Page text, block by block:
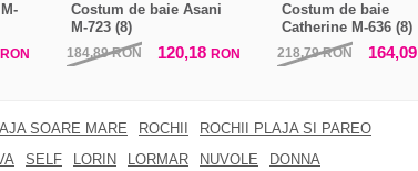
RON
Costum de baie Asani
M-723 (8)
184,89RON 120,18 RON
Costum de baie
Catherine M-636 (8)
218,79RON 164,09
SOARE MARE ROCHII
ROCHII PLAJA SI PAREO
SELF LORIN LORMAR NUVOLE DONNA